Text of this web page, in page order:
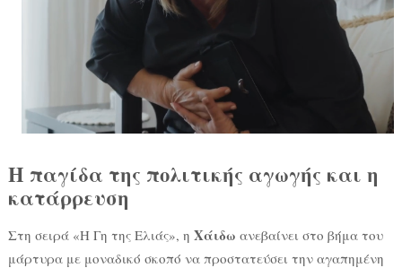
Η παγίδα της πολιτικής αγωγής και η
κατάρρευση
Στη σειρά «Η Γη της Ελιάς», η Χάιδω ανεβαίνει στο βήμα του
μάρτυρα με μοναδικό σκοπό να προστατεύσει την αγαπημένη